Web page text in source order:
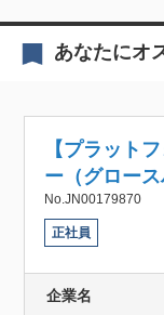
あなたにオ
【プラット
ー（グロース
No.JN00179870
正社員
企業名